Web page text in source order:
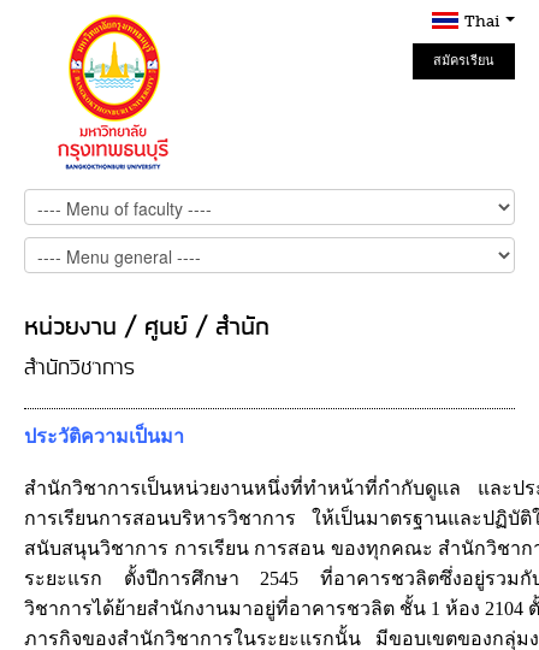
Thai
สมัครเรียน
Online
หน่วยงาน / ศูนย์ / สำนัก
สำนักวิชาการ
ประวัติความเป็นมา
สำนักวิชาการเป็นหน่วยงานหนึ่งที่ทำหน้าที่กำกับดูแล และป
การเรียนการสอนบริหารวิชาการ ให้เป็นมาตรฐานและปฏิบั
สนับสนุนวิชาการ การเรียน การสอน ของทุกคณะ สำนักวิชาก
ระยะแรก ตั้งปีการศึกษา 2545 ที่อาคารชวลิตซึ่งอยู่รวมกั
วิชาการได้ย้ายสำนักงานมาอยู่ที่อาคารชวลิต ชั้น 1 ห้อง 2104
ภารกิจของสำนักวิชาการในระยะแรกนั้น มีขอบเขตของกลุ่